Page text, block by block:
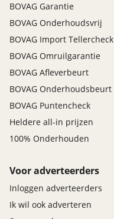
BOVAG Garantie
BOVAG Onderhoudsvrij
BOVAG Import Tellercheck
BOVAG Omruilgarantie
BOVAG Afleverbeurt
BOVAG Onderhoudsbeurt
BOVAG Puntencheck
Heldere all-in prijzen
100% Onderhouden
Voor adverteerders
Inloggen adverteerders
Ik wil ook adverteren